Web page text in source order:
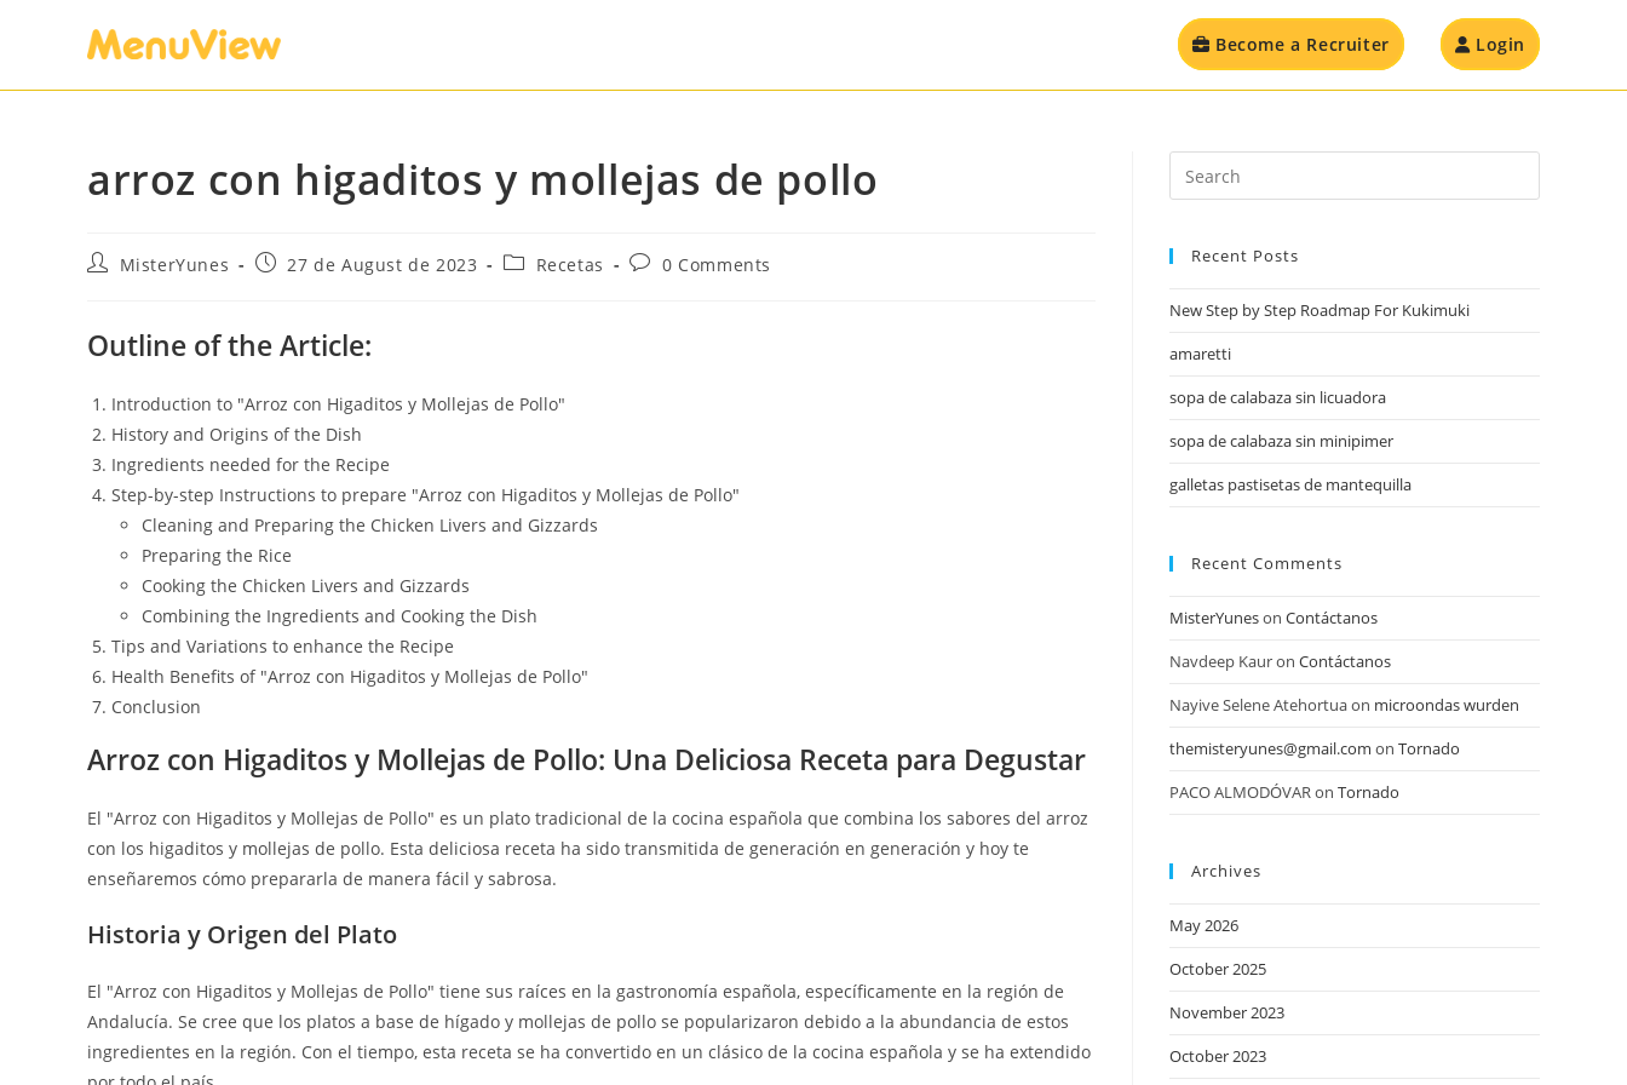
Become a Recruiter Login
arroz con higaditos y mollejas de pollo
MisterYunes 27 de August de 2023 Recetas 0 Comments
Outline of the Article:
Introduction to "Arroz con Higaditos y Mollejas de Pollo"
History and Origins of the Dish
Ingredients needed for the Recipe
Step-by-step Instructions to prepare "Arroz con Higaditos y Mollejas de Pollo"
Cleaning and Preparing the Chicken Livers and Gizzards
Preparing the Rice
Cooking the Chicken Livers and Gizzards
Combining the Ingredients and Cooking the Dish
Tips and Variations to enhance the Recipe
Health Benefits of "Arroz con Higaditos y Mollejas de Pollo"
Conclusion
Arroz con Higaditos y Mollejas de Pollo: Una Deliciosa Receta para Degustar
El "Arroz con Higaditos y Mollejas de Pollo" es un plato tradicional de la cocina española que combina los sabores del arroz
con los higaditos y mollejas de pollo. Esta deliciosa receta ha sido transmitida de generación en generación y hoy te
enseñaremos cómo prepararla de manera fácil y sabrosa.
Historia y Origen del Plato
El "Arroz con Higaditos y Mollejas de Pollo" tiene sus raíces en la gastronomía española, específicamente en la región de
Andalucía. Se cree que los platos a base de hígado y mollejas de pollo se popularizaron debido a la abundancia de estos
ingredientes en la región. Con el tiempo, esta receta se ha convertido en un clásico de la cocina española y se ha extendido
Recent Posts
New Step by Step Roadmap For Kukimuki
amaretti
sopa de calabaza sin licuadora
sopa de calabaza sin minipimer
galletas pastisetas de mantequilla
Recent Comments
MisterYuneson Contáctanos
Navdeep Kauron Contáctanos
Nayive Selene Atehortuaon microondas wurden
themisteryunes@gmail.com on Tornado
PACO ALMODÓVARon Tornado
Archives
May 2026
October 2025
November 2023
October 2023